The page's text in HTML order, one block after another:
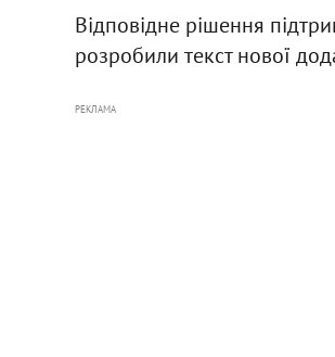
Відповідне рішення
розробили текст нової
РЕКЛАМА